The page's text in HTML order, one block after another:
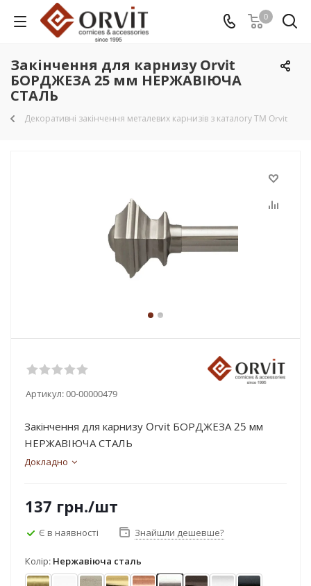
0
Закінчення для карнизу Orvit
БОРДЖЕЗА 25 мм НЕРЖАВІЮЧА
СТАЛЬ
Декоративні закінчення металевих карнизів з каталогу TM Orvit
Артикул:00-00000479
Закінчення для карнизу Orvit БОРДЖЕЗА 25 мм
НЕРЖАВІЮЧА СТАЛЬ
Докладно
137 грн./шт
Є в наявності Знайшли дешевше?
Колір: Нержавіюча сталь